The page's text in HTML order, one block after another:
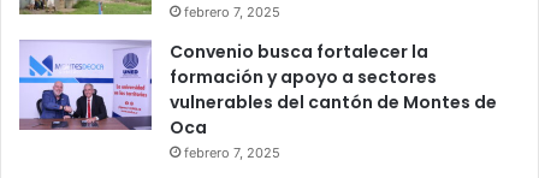
febrero 7, 2025
Convenio busca fortalecer la
formación y apoyo a sectores
vulnerables del cantón de Montes de
Oca
febrero 7, 2025